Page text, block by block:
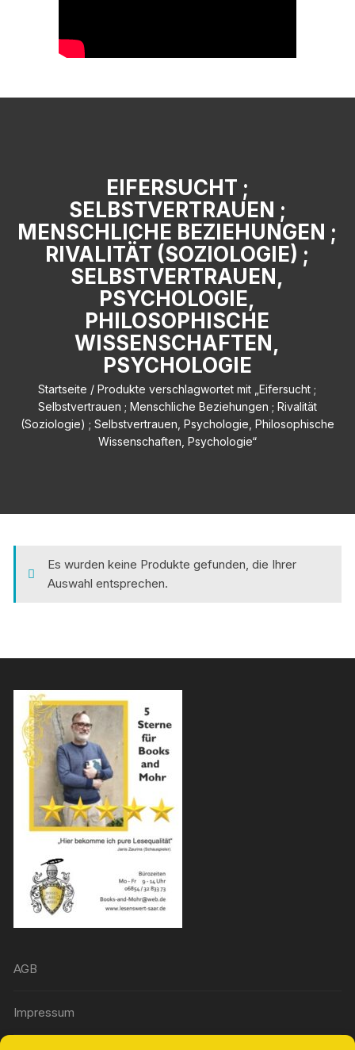
EIFERSUCHT ;
SELBSTVERTRAUEN ;
MENSCHLICHE BEZIEHUNGEN ;
RIVALITÄT (SOZIOLOGIE) ;
SELBSTVERTRAUEN,
PSYCHOLOGIE,
PHILOSOPHISCHE
WISSENSCHAFTEN,
PSYCHOLOGIE
Startseite / Produkte verschlagwortet mit „Eifersucht ;
Selbstvertrauen ; Menschliche Beziehungen ; Rivalität
(Soziologie) ; Selbstvertrauen, Psychologie, Philosophische
Wissenschaften, Psychologie“
Es wurden keine Produkte gefunden, die Ihrer
Auswahl entsprechen.
AGB
Impressum